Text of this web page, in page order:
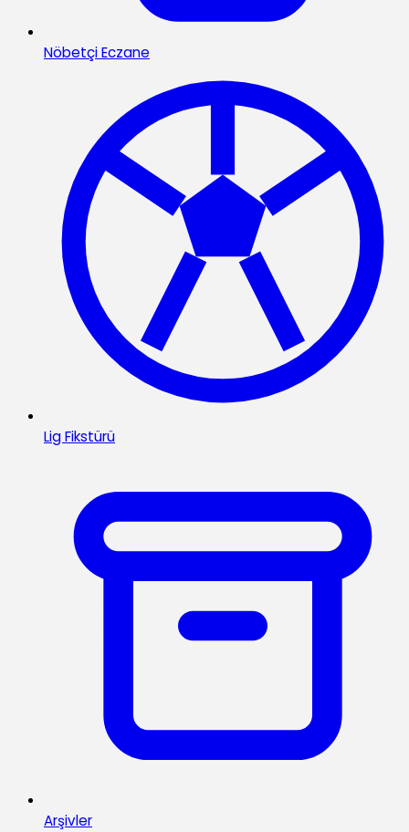
Nöbetçi Eczane
Lig Fikstürü
Arşivler